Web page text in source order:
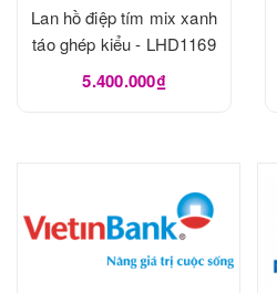
Lan hồ điệp tím mix xanh
táo ghép kiểu - LHD1169
5.400.000₫